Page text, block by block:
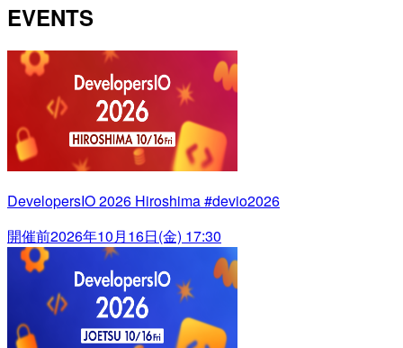
EVENTS
DevelopersIO 2026 Hiroshima #devio2026
開催前2026年10月16日(金) 17:30